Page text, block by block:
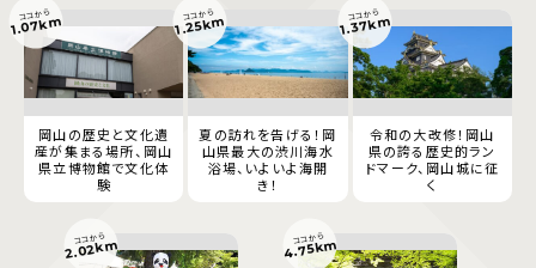
岡山の歴史と文化遺
産が集まる場所、岡山
県立博物館で文化体
験
ココから
1.07km
夏の訪れを告げる！岡
山県最大の渋川海水
浴場、いよいよ海開
き！
ココから
1.25km
令和の大改修！岡山
県の誇る歴史的ラン
ドマーク、岡山城に征
く
ココから
1.37km
ココから
2.02km ココから
4.75km